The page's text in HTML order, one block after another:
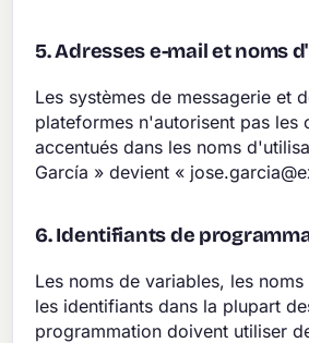
5. Adresses e-mail et noms
Les systèmes de messagerie et
plateformes n'autorisent pas les
accentués dans les noms
García » devient «
6. Identifiants de
Les noms de variables, les
les identifiants dans la plupart
programmation doivent utiliser